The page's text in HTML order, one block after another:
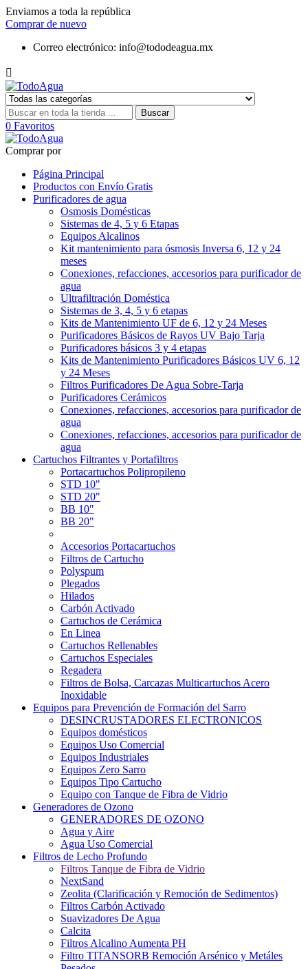
Enviamos a toda la república
Comprar de nuevo
Correo electrónico: info@tododeagua.mx

Buscar
0 Favoritos
Comprar por
Página Principal
Productos con Envío Gratis
Purificadores de agua
Osmosis Domésticas
Sistemas de 4, 5 y 6 Etapas
Equipos Alcalinos
Kit mantenimiento para ósmosis Inversa 6, 12 y 24
meses
Conexiones, refacciones, accesorios para purificador de
agua
Ultrafiltración Doméstica
Sistemas de 3, 4, 5 y 6 etapas
Kits de Mantenimiento UF de 6, 12 y 24 Meses
Purificadores Básicos de Rayos UV Bajo Tarja
Purificadores básicos 3 y 4 etapas
Kits de Mantenimiento Purificadores Básicos UV 6, 12
y 24 Meses
Filtros Purificadores De Agua Sobre-Tarja
Purificadores Cerámicos
Conexiones, refacciones, accesorios para purificador de
agua
Conexiones, refacciones, accesorios para purificador de
agua
Cartuchos Filtrantes y Portafiltros
Portacartuchos Polipropileno
STD 10"
STD 20"
BB 10"
BB 20"
Accesorios Portacartuchos
Filtros de Cartucho
Polyspum
Plegados
Hilados
Carbón Activado
Cartuchos de Cerámica
En Linea
Cartuchos Rellenables
Cartuchos Especiales
Regadera
Filtros de Bolsa, Carcazas Multicartuchos Acero
Inoxidable
Equipos para Prevención de Formación del Sarro
DESINCRUSTADORES ELECTRONICOS
Equipos domésticos
Equipos Uso Comercial
Equipos Industriales
Equipos Zero Sarro
Equipos Tipo Cartucho
Equipo con Tanque de Fibra de Vidrio
Generadores de Ozono
GENERADORES DE OZONO
Agua y Aire
Agua Uso Comercial
Filtros de Lecho Profundo
Filtros Tanque de Fibra de Vidrio
NextSand
Zeolita (Clarificación y Remoción de Sedimentos)
Filtros Carbón Activado
Suavizadores De Agua
Calcita
Filtros Alcalino Aumenta PH
Filtro TITANSORB Remoción Arsénico y Metáles